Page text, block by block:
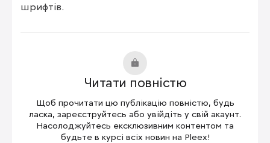
шрифтів.
Читати повністю
Щоб прочитати цю публікацію повністю, будь
ласка, зареєструйтесь або увійдіть у свій акаунт.
Насолоджуйтесь ексклюзивним контентом та
будьте в курсі всіх новин на Pleex!